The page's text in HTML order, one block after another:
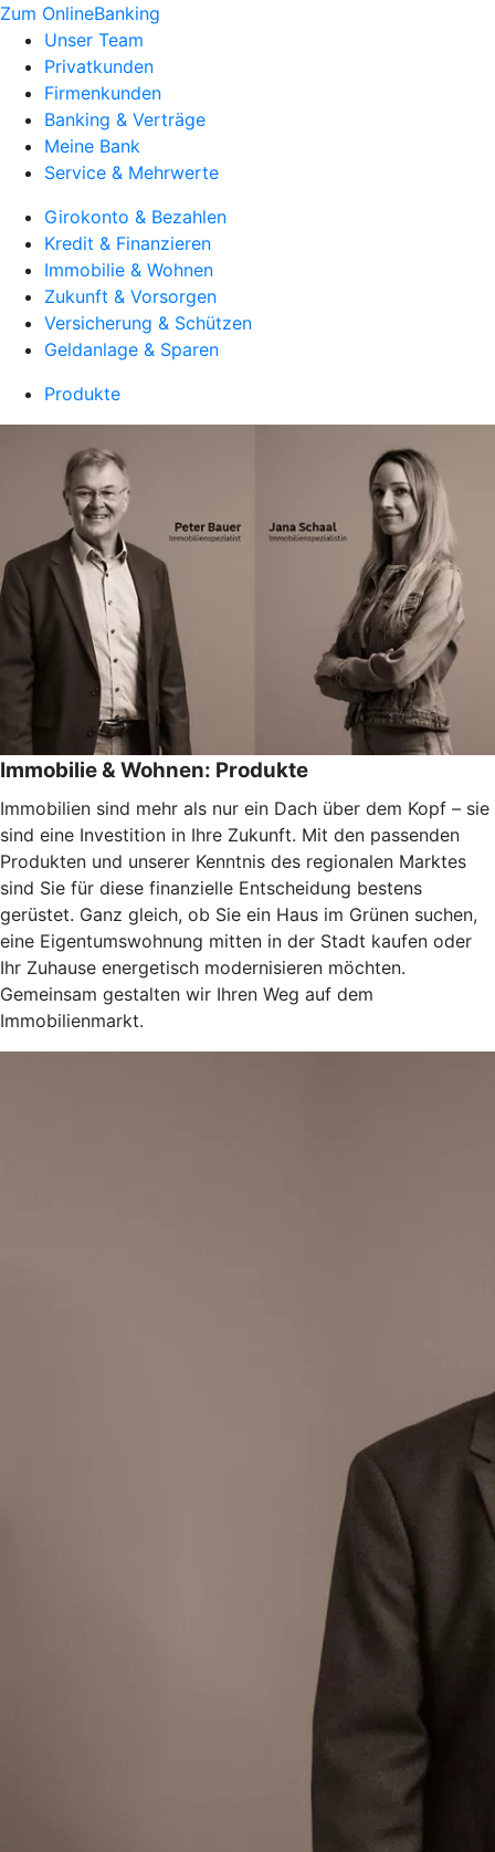
Zum OnlineBanking
Unser Team
Privatkunden
Firmenkunden
Banking & Verträge
Meine Bank
Service & Mehrwerte
Girokonto & Bezahlen
Kredit & Finanzieren
Immobilie & Wohnen
Zukunft & Vorsorgen
Versicherung & Schützen
Geldanlage & Sparen
Produkte
Immobilie & Wohnen: Produkte
Immobilien sind mehr als nur ein Dach über dem Kopf – sie
sind eine Investition in Ihre Zukunft. Mit den passenden
Produkten und unserer Kenntnis des regionalen Marktes
sind Sie für diese finanzielle Entscheidung bestens
gerüstet. Ganz gleich, ob Sie ein Haus im Grünen suchen,
eine Eigentumswohnung mitten in der Stadt kaufen oder
Ihr Zuhause energetisch modernisieren möchten.
Gemeinsam gestalten wir Ihren Weg auf dem
Immobilienmarkt.